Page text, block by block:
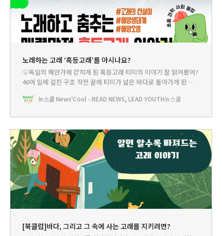
노래하는 고래 ‘혹등고래’를 아시나요?
💡독일의 해안가에 갇히게 된 혹등고래 티미의 이야기 잘 읽어봤어?
40여 일에 걸친 구조 작전 끝에 티미가 넓은 바다로 돌아가게 된 건
게 됐던 걸까? 물의 깊이나 가야 할 방향을 알아채지 못할 만큼 티미
뉴스쿨 News'Cool - READ NEWS, LEAD YOUTH뉴스쿨
[북클럽]바다, 그리고 그 속에 사는 고래를 지키려면?